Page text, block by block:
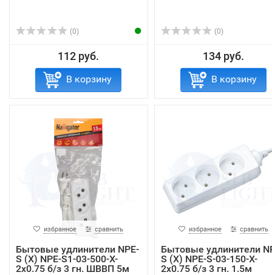
(0)
112 руб.
В корзину
(0)
134 руб.
В корзину
избранное сравнить
Бытовые удлинители NPE-
S (X) NPE-S1-03-500-X-
2x0.75 б/з 3 гн. ШВВП 5м
избранное сравнить
Бытовые удлинители
S (X) NPE-S-03-150-X-
2x0.75 б/з 3 гн. 1.5м